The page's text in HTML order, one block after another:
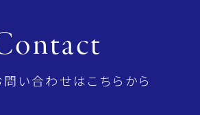
問い合わせはこちらから